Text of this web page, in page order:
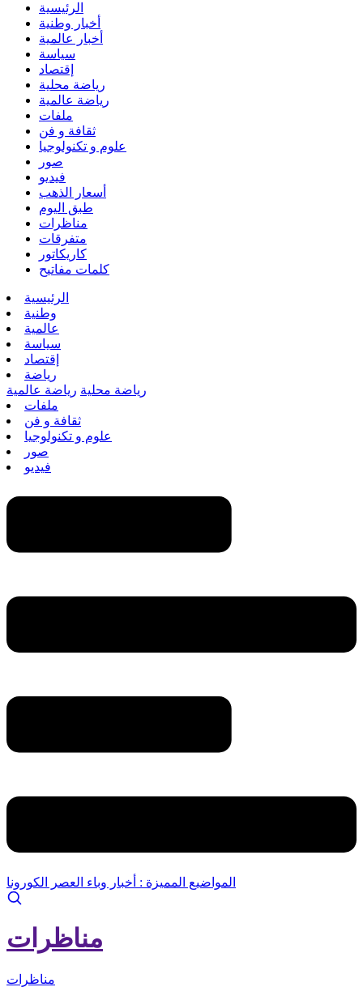
الرئيسية
أخبار وطنية
أخبار عالمية
سياسة
إقتصاد
رياضة محلية
رياضة عالمية
ملفات
ثقافة و فن
علوم و تكنولوجيا
صور
فيديو
أسعار الذهب
طبق اليوم
مناظرات
متفرقات
كاريكاتور
كلمات مفاتيح
الرئيسية
وطنية
عالمية
سياسة
إقتصاد
رياضة
رياضة محلية رياضة عالمية
ملفات
ثقافة و فن
علوم و تكنولوجيا
صور
فيديو
المواضيع المميزة : أخبار وباء العصر الكورونا
مناظرات
مناظرات